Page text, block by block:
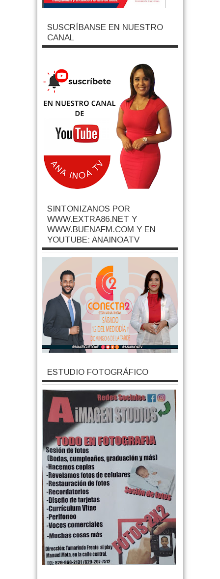
SUSCRÍBANSE EN NUESTRO
CANAL
SINTONIZANOS POR
WWW.EXTRA86.NET Y
WWW.BUENAFM.COM Y EN
YOUTUBE: ANAINOATV
ESTUDIO FOTOGRÁFICO